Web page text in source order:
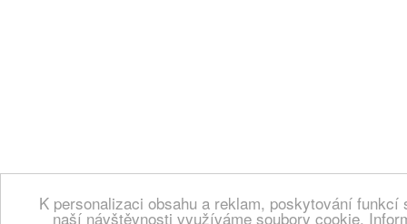
K personalizaci obsahu a reklam, poskytování
naší návštěvnosti využíváme soubory cookie.